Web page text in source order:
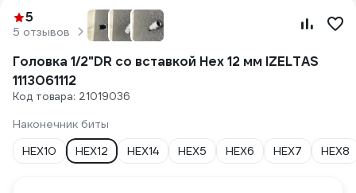
5
5 отзывов
Головка 1/2"DR со вставкой Hex 12 мм IZELTAS
1113061112
Код товара: 21019036
Наконечник биты
HEX10
HEX12 HEX14 HEX5 HEX6 HEX7 HEX8